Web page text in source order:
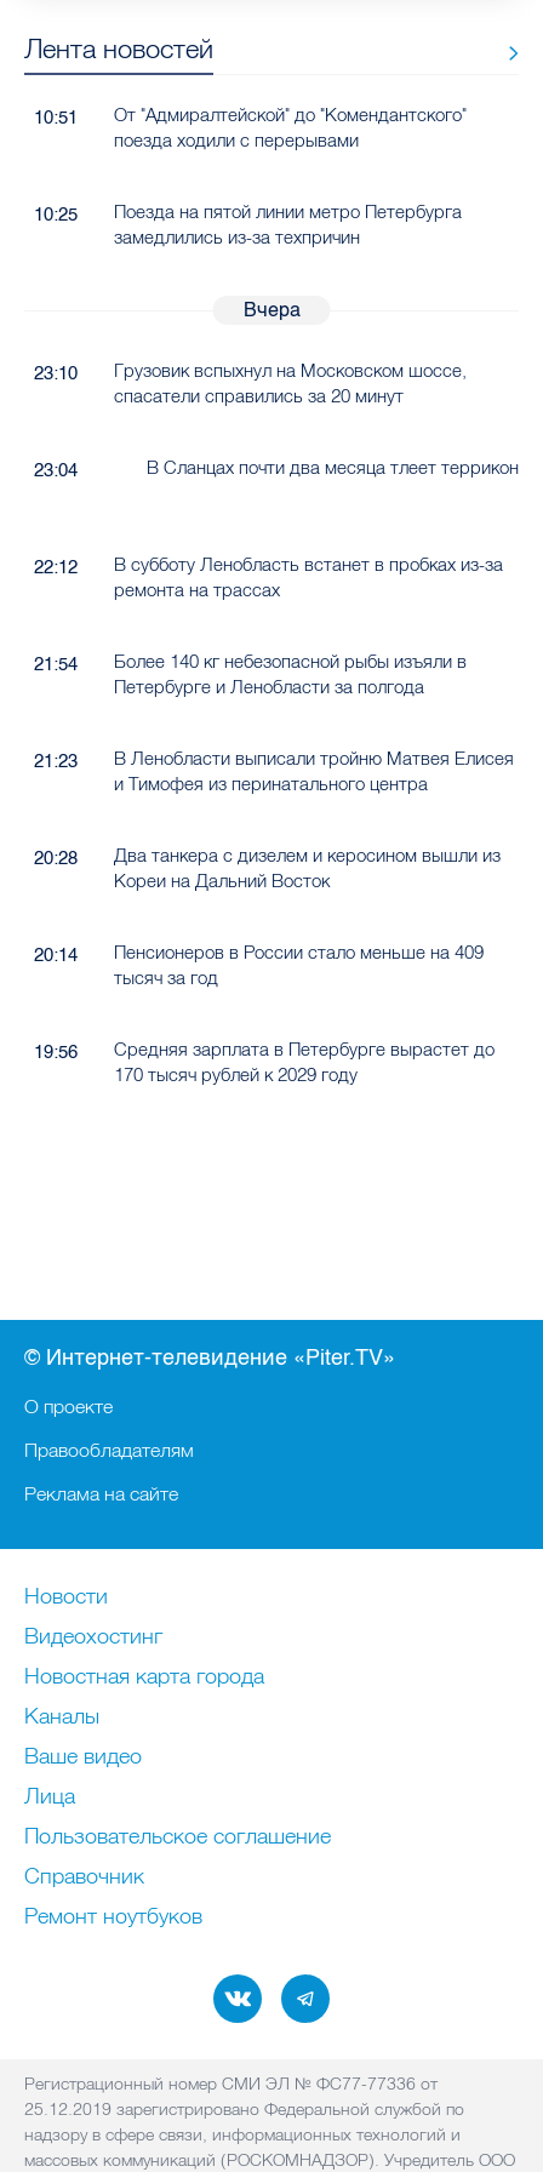
Лента новостей
10:51
От "Адмиралтейской" до "Комендантского"
поезда ходили с перерывами
10:25
Поезда на пятой линии метро Петербурга
замедлились из-за техпричин
Вчера
23:10
Грузовик вспыхнул на Московском шоссе,
спасатели справились за 20 минут
23:04 В Сланцах почти два месяца тлеет террикон
22:12
В субботу Ленобласть встанет в пробках из-за
ремонта на трассах
21:54
Более 140 кг небезопасной рыбы изъяли в
Петербурге и Ленобласти за полгода
21:23
В Ленобласти выписали тройню Матвея Елисея
и Тимофея из перинатального центра
20:28
Два танкера с дизелем и керосином вышли из
Кореи на Дальний Восток
20:14
Пенсионеров в России стало меньше на 409
тысяч за год
19:56
Средняя зарплата в Петербурге вырастет до
170 тысяч рублей к 2029 году
© Интернет-телевидение «Piter.TV»
О проекте
Правообладателям
Реклама на сайте
Новости
Видеохостинг
Новостная карта города
Каналы
Ваше видео
Лица
Пользовательское соглашение
Справочник
Ремонт нoутбуков
Регистрационный номер СМИ ЭЛ № ФС77-77336 от
25.12.2019 зарегистрировано Федеральной службой по
надзору в сфере связи, информационных технологий и
массовых коммуникаций (РОСКОМНАДЗОР). Учредитель ООО